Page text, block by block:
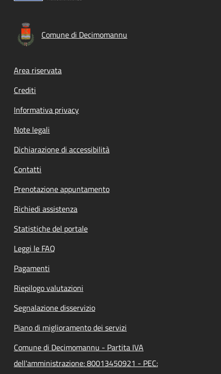
Comune di Decimomannu
Footer menu
Area riservata
Crediti
Informativa privacy
Note legali
Dichiarazione di accessibilità
Contatti
Prenotazione appuntamento
Richiedi assistenza
Statistiche del portale
Leggi le FAQ
Pagamenti
Riepilogo valutazioni
Segnalazione disservizio
Piano di miglioramento dei servizi
Comune di Decimomannu - Partita IVA
dell'amministrazione: 80013450921 - PEC: